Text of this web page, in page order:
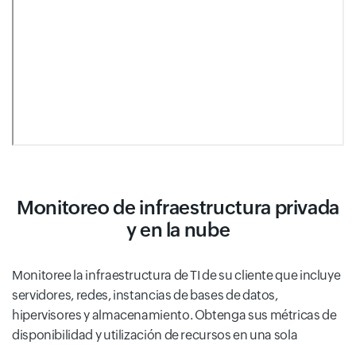
Monitoreo de infraestructura privada
y en la nube
Monitoree la infraestructura de TI de su cliente que incluye
servidores, redes, instancias de bases de datos,
hipervisores y almacenamiento. Obtenga sus métricas de
disponibilidad y utilización de recursos en una sola